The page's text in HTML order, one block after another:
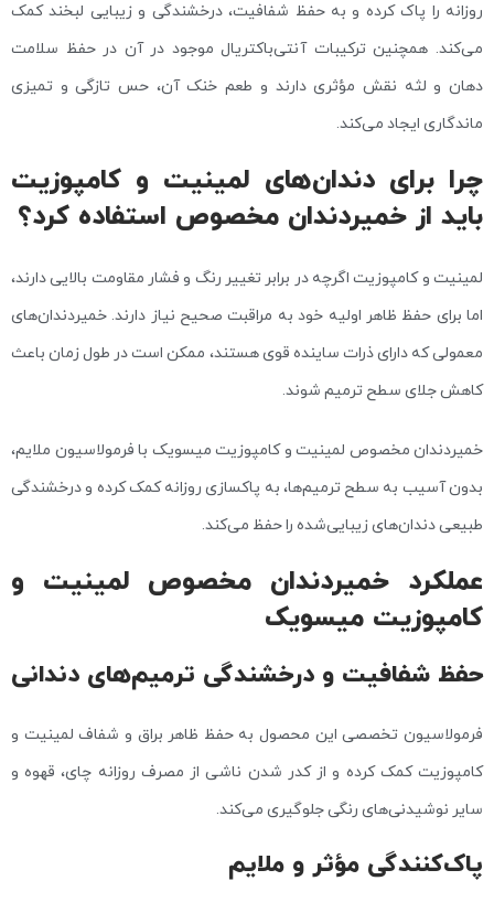
روزانه را پاک کرده و به حفظ شفافیت، درخشندگی و زیبایی لبخند کمک
می‌کند. همچنین ترکیبات آنتی‌باکتریال موجود در آن در حفظ سلامت
دهان و لثه نقش مؤثری دارند و طعم خنک آن، حس تازگی و تمیزی
ماندگاری ایجاد می‌کند.
چرا برای دندان‌های لمینیت و کامپوزیت
باید از خمیردندان مخصوص استفاده کرد؟
لمینیت و کامپوزیت اگرچه در برابر تغییر رنگ و فشار مقاومت بالایی دارند،
اما برای حفظ ظاهر اولیه خود به مراقبت صحیح نیاز دارند. خمیردندان‌های
معمولی که دارای ذرات ساینده قوی هستند، ممکن است در طول زمان باعث
کاهش جلای سطح ترمیم شوند.
خمیردندان مخصوص لمینیت و کامپوزیت میسویک با فرمولاسیون ملایم،
بدون آسیب به سطح ترمیم‌ها، به پاکسازی روزانه کمک کرده و درخشندگی
طبیعی دندان‌های زیبایی‌شده را حفظ می‌کند.
عملکرد خمیردندان مخصوص لمینیت و
کامپوزیت میسویک
حفظ شفافیت و درخشندگی ترمیم‌های دندانی
فرمولاسیون تخصصی این محصول به حفظ ظاهر براق و شفاف لمینیت و
کامپوزیت کمک کرده و از کدر شدن ناشی از مصرف روزانه چای، قهوه و
سایر نوشیدنی‌های رنگی جلوگیری می‌کند.
پاک‌کنندگی مؤثر و ملایم